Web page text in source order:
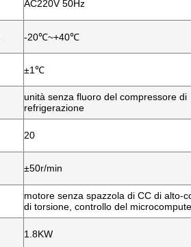
AC220V 50Hz
-20℃~+40℃
±1℃
unità senza fluoro del compressore di
refrigerazione
20
±50r/min
motore senza spazzola di CC di alto-
di torsione, controllo del
1.8KW